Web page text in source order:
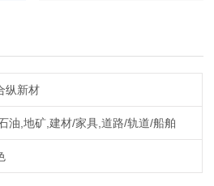
纵新材
油,地矿,建材/家具,道路/轨道/船舶